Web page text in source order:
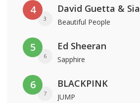
4
3
David Guetta & Sia
Beautiful People
5
6
Ed Sheeran
Sapphire
6
7
BLACKPINK
JUMP